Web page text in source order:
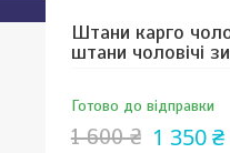
Штани карго
штани чоловічі
Готово до відправки
1 600 ₴ 1 350 ₴